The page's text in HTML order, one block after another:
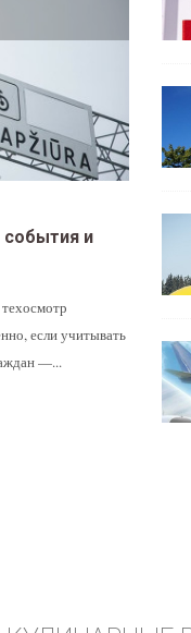
события и
если учитывать
—...